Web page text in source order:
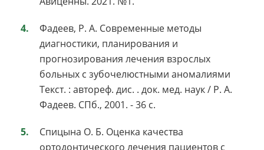
Фадеев, Р. А. Современные методы
диагностики, планирования и
прогнозирования лечения взрослых
больных с зубочелюстными аномалиями
Текст. : автореф. дис. . док. мед. наук / Р. А.
Фадеев. СПб., 2001. - 36 с.
Спицына О. Б. Оценка качества
ортодонтического лечения пациентов с